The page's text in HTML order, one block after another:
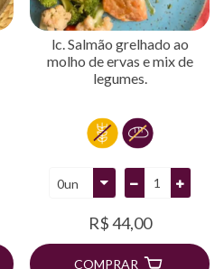
lc. Salmão grelhado ao
molho de ervas e mix de
legumes.
R$ 44,00
COMPRAR